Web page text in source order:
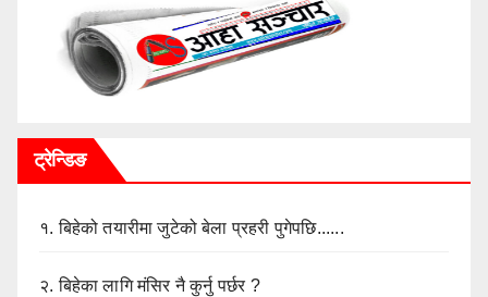
ट्रेन्डिङ
१.बिहेको तयारीमा जुटेको बेला प्रहरी पुगेपछि......
२.बिहेका लागि मंसिर नै कुर्नु पर्छर ?